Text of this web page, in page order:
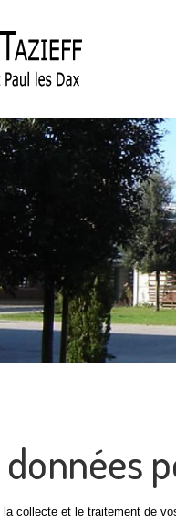
la collecte et le traitement de